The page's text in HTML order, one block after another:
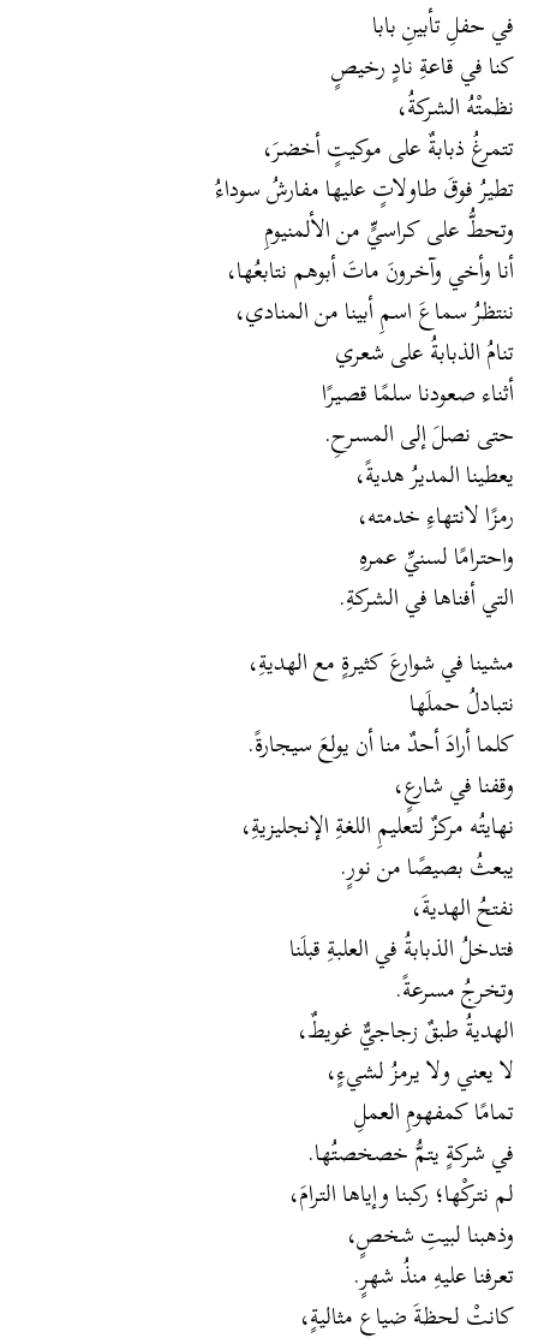
في حفلِ تأبينِ بابا
كنا في قاعةِ نادٍ رخيصٍ
نظمتْهُ الشركةُ،
تتمرغُ ذبابةٌ على موكيتٍ أخضرَ،
تطيرُ فوقَ طاولاتٍ عليها مفارشُ سوداءُ
وتحطُّ على كراسيٍّ من الألمنيومِ
أنا وأخي وآخرونَ ماتَ أبوهم نتابعُها،
ننتظرُ سماعَ اسمِ أبينا من المنادي،
تنامُ الذبابةُ على شعري
أثناء صعودنا سلمًا قصيرًا
حتى نصلَ إلى المسرحِ.
يعطينا المديرُ هديةً،
رمزًا لانتهاءِ خدمته،
واحترامًا لسنيِّ عمرهِ
التي أفناها في الشركةِ.
مشينا في شوارعَ كثيرةٍ مع الهديةِ،
نتبادلُ حملَها
كلما أرادَ أحدٌ منا أن يولعَ سيجارةً.
وقفنا في شارعٍ،
نهايتُه مركزٌ لتعليمِ اللغةِ الإنجليزيةِ،
يبعثُ بصيصًا من نورٍ.
نفتحُ الهديةَ،
فتدخلُ الذبابةُ في العلبةِ قبلَنا
وتخرجُ مسرعةً.
الهديةُ طبقٌ زجاجيٌّ غويطٌ،
لا يعني ولا يرمزُ لشيءٍ،
تمامًا كمفهومِ العملِ
في شركةٍ يتمُّ خصخصتُها.
لم نتركْها؛ ركبنا وإياها الترامَ،
وذهبنا لبيتِ شخصٍ،
تعرفنا عليهِ منذُ شهرٍ.
كانتْ لحظةَ ضياعٍ مثاليةٍ،